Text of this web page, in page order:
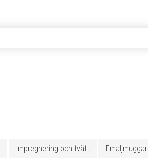
Impregnering och tvätt Emaljmuggar